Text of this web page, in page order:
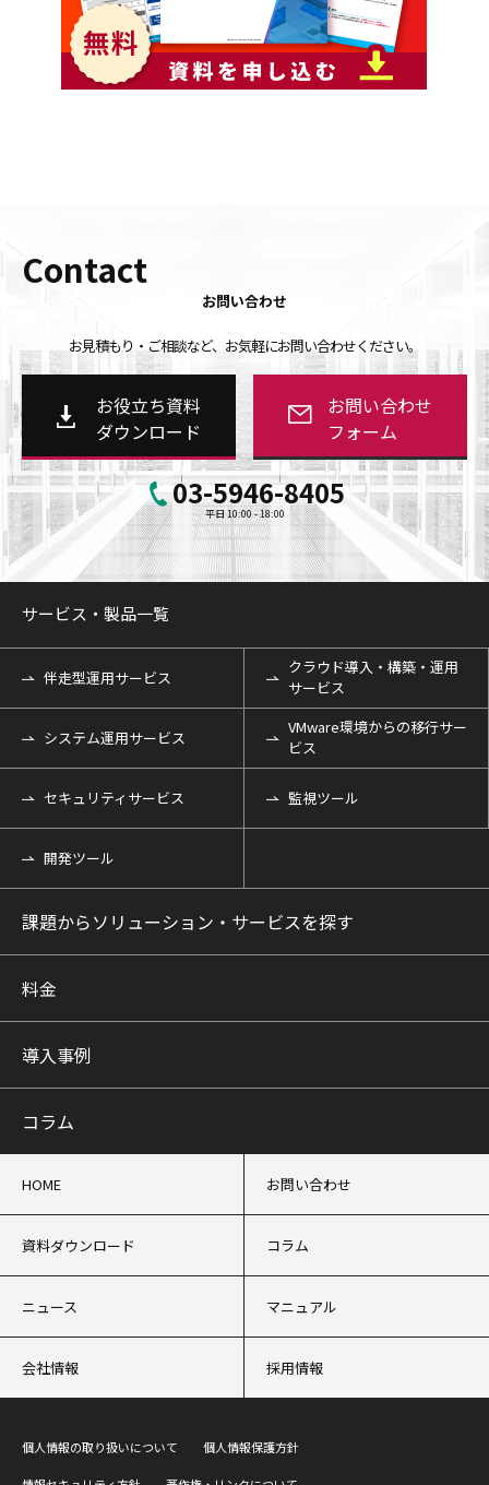
Contact
お問い合わせ
お見積もり・ご相談など、お気軽にお問い合わせください。
お役立ち資料
ダウンロード
お問い合わせ
フォーム
03-5946-8405
平日 10:00 - 18:00
サービス・製品一覧
伴走型運用サービス
クラウド導入・構築・運用
サービス
システム運用サービス
VMware環境からの移行サー
ビス
セキュリティサービス 監視ツール
開発ツール
課題からソリューション・サービスを探す
料金
導入事例
コラム
HOME お問い合わせ
資料ダウンロード コラム
ニュース マニュアル
会社情報 採用情報
個人情報の取り扱いについて 個人情報保護方針